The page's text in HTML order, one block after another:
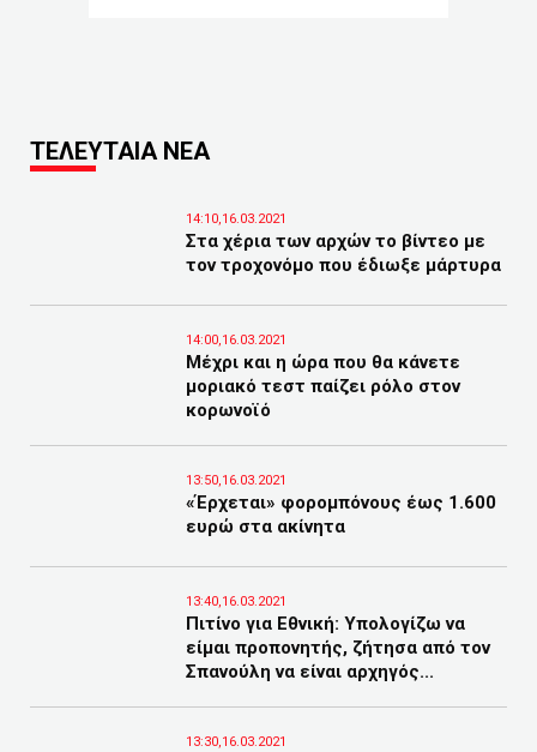
ΤΕΛΕΥΤΑΙΑ ΝΕΑ
14:10,16.03.2021
Στα χέρια των αρχών το βίντεο με
τον τροχονόμο που έδιωξε μάρτυρα
14:00,16.03.2021
Μέχρι και η ώρα που θα κάνετε
μοριακό τεστ παίζει ρόλο στον
κορωνοϊό
13:50,16.03.2021
«Έρχεται» φορομπόνους έως 1.600
ευρώ στα ακίνητα
13:40,16.03.2021
Πιτίνο για Εθνική: Υπολογίζω να
είμαι προπονητής, ζήτησα από τον
Σπανούλη να είναι αρχηγός...
13:30,16.03.2021